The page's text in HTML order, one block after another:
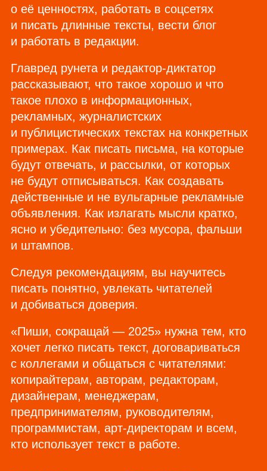
о её ценностях, работать в соцсетях
и писать длинные тексты, вести блог
и работать в редакции.
Главред рунета и редактор‑диктатор
рассказывают, что такое хорошо и что
такое плохо в информационных,
рекламных, журналистских
и публицистических текстах на конкретных
примерах. Как писать письма, на которые
будут отвечать, и рассылки, от которых
не будут отписываться. Как создавать
действенные и не вульгарные рекламные
объявления. Как излагать мысли кратко,
ясно и убедительно: без мусора, фальши
и штампов.
Следуя рекомендациям, вы научитесь
писать понятно, увлекать читателей
и добиваться доверия.
«Пиши, сокращай — 2025» нужна тем, кто
хочет легко писать текст, договариваться
с коллегами и общаться с читателями:
копирайтерам, авторам, редакторам,
дизайнерам, менеджерам,
предпринимателям, руководителям,
программистам, арт‑директорам и всем,
кто использует текст в работе.